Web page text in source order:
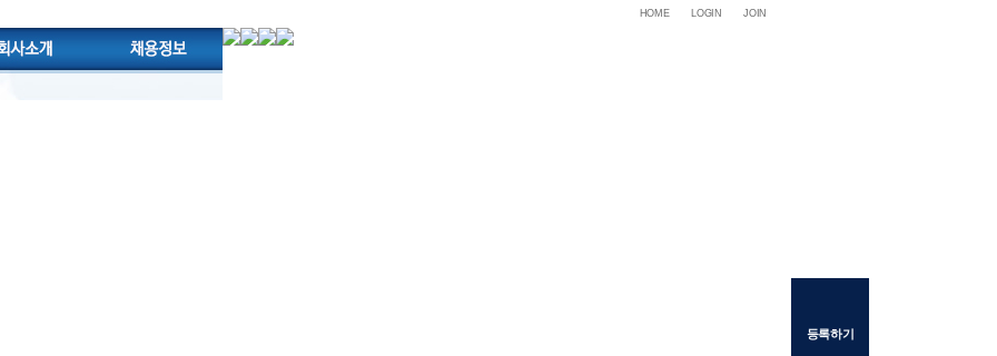
HOME LOGIN JOIN
등록하기